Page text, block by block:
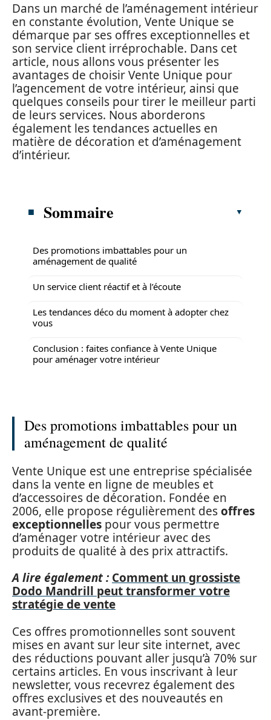
Dans un marché de l’aménagement intérieur
en constante évolution, Vente Unique se
démarque par ses offres exceptionnelles et
son service client irréprochable. Dans cet
article, nous allons vous présenter les
avantages de choisir Vente Unique pour
l’agencement de votre intérieur, ainsi que
quelques conseils pour tirer le meilleur parti
de leurs services. Nous aborderons
également les tendances actuelles en
matière de décoration et d’aménagement
d’intérieur.
Sommaire
Des promotions imbattables pour un
aménagement de qualité
Un service client réactif et à l’écoute
Les tendances déco du moment à adopter chez
vous
Conclusion : faites confiance à Vente Unique
pour aménager votre intérieur
Des promotions imbattables pour un
aménagement de qualité
Vente Unique est une entreprise spécialisée
dans la vente en ligne de meubles et
d’accessoires de décoration. Fondée en
2006, elle propose régulièrement desoffres
exceptionnelles pour vous permettre
d’aménager votre intérieur avec des
produits de qualité à des prix attractifs.
A lire également : Comment un grossiste
Dodo Mandrill peut transformer votre
stratégie de vente
Ces offres promotionnelles sont souvent
mises en avant sur leur site internet, avec
des réductions pouvant aller jusqu’à 70% sur
certains articles. En vous inscrivant à leur
newsletter, vous recevrez également des
offres exclusives et des nouveautés en
avant-première.